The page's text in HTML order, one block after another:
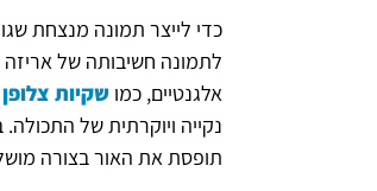
כדי לייצר תמונה מנצחת
לתמונה חשיבותה של
אלגנטיים, כמו שקיות צלופן
נקייה ויוקרתית של
תופסת את האור בצורה